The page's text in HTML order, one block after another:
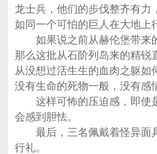
龙士兵，他们的步伐整齐有力
如同一个可怕的巨人在大地上
如果说之前从赫伦堡带来
那么这批从石阶列岛来的精锐
从没想过活生生的血肉之躯如
没有生命的死物一般，没有感
这样可怖的压迫感，即使
会感到胆怯。
最后，三名佩戴着怪异面
行礼。